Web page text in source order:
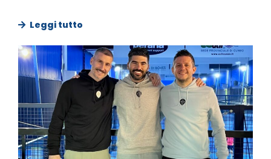
Leggi tutto